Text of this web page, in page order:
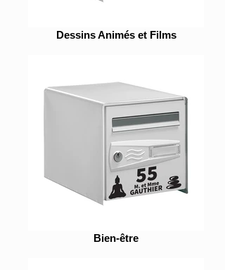
Dessins Animés et Films
Bien-être